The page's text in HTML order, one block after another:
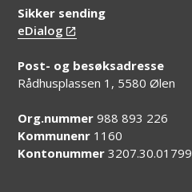
Sikker sending
eDialog
Post- og besøksadresse
Rådhusplassen 1, 5580 Ølen
Org.nummer988 893 226
Kommunenr 1160
Kontonummer3207.30.01799